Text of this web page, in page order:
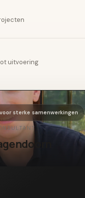
uitvoering
sterke samenwerkingen